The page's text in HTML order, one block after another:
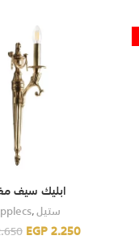
ابليك سيف
,ستيل
EGP2.250